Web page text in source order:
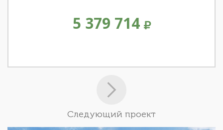
5 379 714
Следующий проект